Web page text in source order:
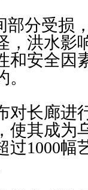
部分受损
，洪水影
和安全因
对长廊进
使其成为
过1000